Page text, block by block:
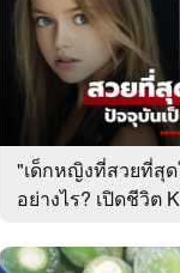
"เด็กหญิงที่สวยที่สุ
อย่างไร? เปิดชีวิต